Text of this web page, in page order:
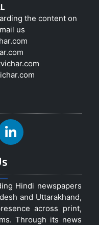
the content on
us
Hindi newspapers
and Uttarakhand,
across print,
Through its news